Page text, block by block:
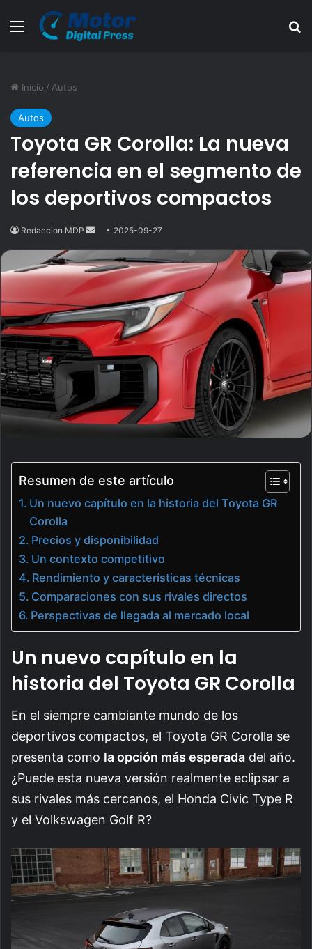
Menú
Inicio / Autos
Autos
Toyota GR Corolla: La nueva
referencia en el segmento de
los deportivos compactos
Redaccion MDP
Send
email
2025-09-27
Resumen de este artículo
Un nuevo capítulo en la historia del Toyota GR
Corolla
Precios y disponibilidad
Un contexto competitivo
Rendimiento y características técnicas
Comparaciones con sus rivales directos
Perspectivas de llegada al mercado local
Un nuevo capítulo en la
historia del Toyota GR Corolla
En el siempre cambiante mundo de los
deportivos compactos, el Toyota GR Corolla se
presenta como la opción más esperada del año.
¿Puede esta nueva versión realmente eclipsar a
sus rivales más cercanos, el Honda Civic Type R
y el Volkswagen Golf R?